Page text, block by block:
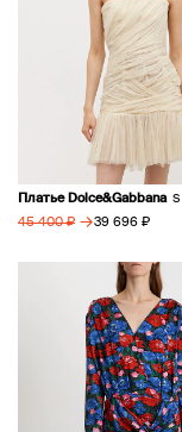
Платье Dolce&Gabbana S
45 400 ₽ → 39 696 ₽